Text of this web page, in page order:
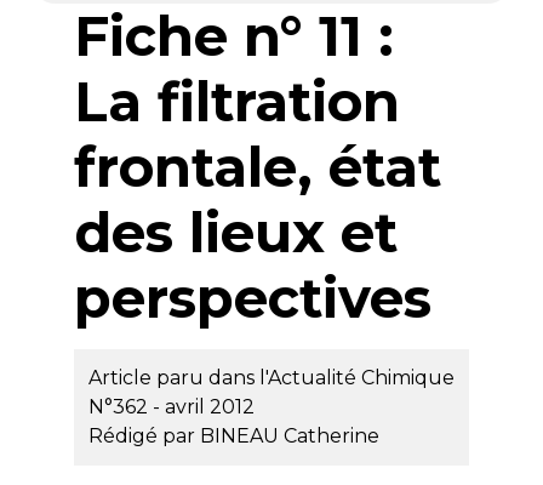
Fiche n° 11 :
La filtration
frontale, état
des lieux et
perspectives
Article paru dans l'Actualité Chimique
N°362 - avril 2012
Rédigé par BINEAU Catherine